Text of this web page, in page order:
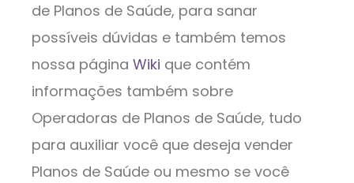
de Planos de Saúde, para sanar
possíveis dúvidas e também temos
nossa página Wiki que contém
informações também sobre
Operadoras de Planos de Saúde, tudo
para auxiliar você que deseja vender
Planos de Saúde ou mesmo se você